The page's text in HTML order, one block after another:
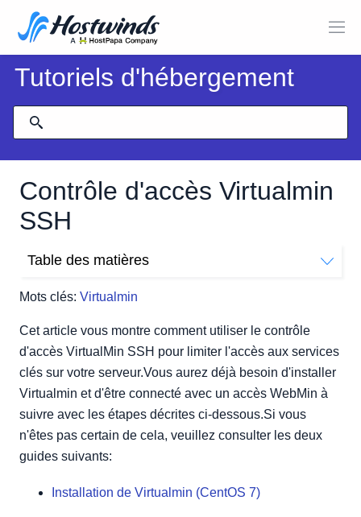
Tutoriels d'hébergement
Contrôle d'accès Virtualmin
SSH
Mots clés: Virtualmin
Table des matières
Access Control?
Cet article vous montre comment utiliser le contrôle
d'accès VirtualMin SSH pour limiter l'accès aux services
clés sur votre serveur.Vous aurez déjà besoin d'installer
Virtualmin et d'être connecté avec un accès WebMin à
suivre avec les étapes décrites ci-dessous.Si vous
n'êtes pas certain de cela, veuillez consulter les deux
guides suivants:
Installation de Virtualmin (CentOS 7)